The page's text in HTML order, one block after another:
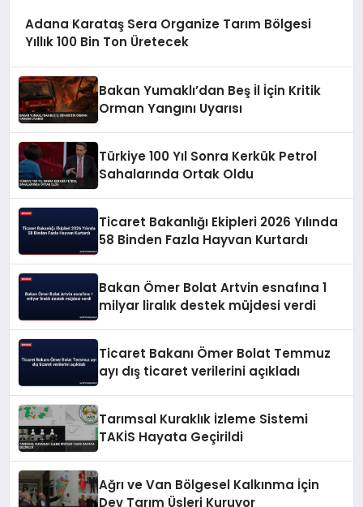
Adana Karataş Sera Organize Tarım Bölgesi
Yıllık 100 Bin Ton Üretecek
Bakan Yumaklı’dan Beş İl İçin Kritik
Orman Yangını Uyarısı
Türkiye 100 Yıl Sonra Kerkük Petrol
Sahalarında Ortak Oldu
Ticaret Bakanlığı Ekipleri 2026 Yılında
58 Binden Fazla Hayvan Kurtardı
Bakan Ömer Bolat Artvin esnafına 1
milyar liralık destek müjdesi verdi
Ticaret Bakanı Ömer Bolat Temmuz
ayı dış ticaret verilerini açıkladı
Tarımsal Kuraklık İzleme Sistemi
TAKİS Hayata Geçirildi
Ağrı ve Van Bölgesel Kalkınma İçin
Dev Tarım Üsleri Kuruyor